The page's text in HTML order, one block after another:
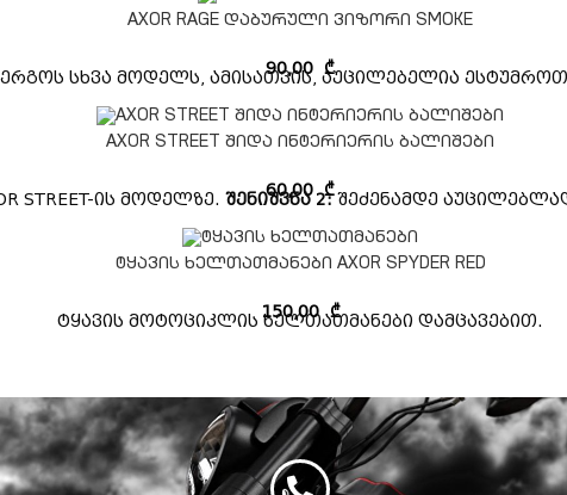
AXOR RAGE დაბურული ვიზორი SMOKE
90,00 ₾
სხვა მოდელს, ამისათვის, აუცილებელია
AXOR STREET შიდა ინტერიერის ბალიშები
60,00₾
STREET-ის მოდელზე. შენიშვნა 2:შეძენამდე
ტყავის ხელთათმანები AXOR SPYDER RED
150,00₾
ტყავის მოტოციკლის ხელთათმანები დამცავებით.